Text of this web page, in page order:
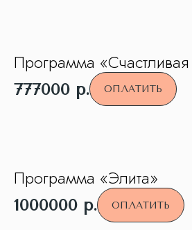
Программа
777000 р. ОПЛАТИТЬ
Программа «Элита»
1000000 р. ОПЛАТИТЬ